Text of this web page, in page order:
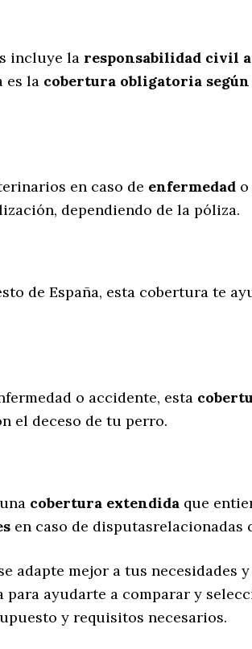
incluye la responsabilidad civil
es la cobertura obligatoria
en caso de enfermedad o
dependiendo de la póliza.
de España, esta cobertura te
o accidente, esta
el deceso de tu perro.
cobertura extendida que
en caso de disputasrelacionadas
adapte mejor a tus necesidades
para ayudarte a comparar y
y requisitos necesarios.